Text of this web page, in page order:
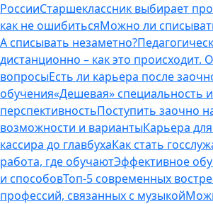
РоссииСтаршеклассник выбирает
как не ошибитьсяМожно ли
А списывать незаметно?
дистанционно – как это происходит.
вопросыЕсть ли карьера после
обучения«Дешевая» специальность
перспективностьПоступить заочно
возможности и вариантыКарьера
кассира до главбухаКак стать
работа, где обучаютЭффективное
и способовТоп-5 современных
профессий, связанных с музыкой